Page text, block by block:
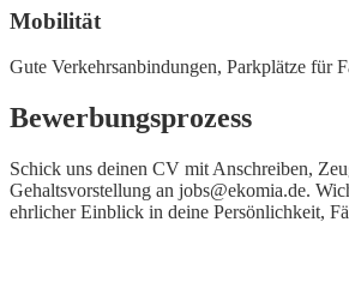
Mobilität
Gute Verkehrsanbindungen, Parkplätze für
Bewerbungsprozess
Schick uns deinen CV mit Anschreiben,
Gehaltsvorstellung an jobs@ekomia.de.
ehrlicher Einblick in deine Persönlichkeit,